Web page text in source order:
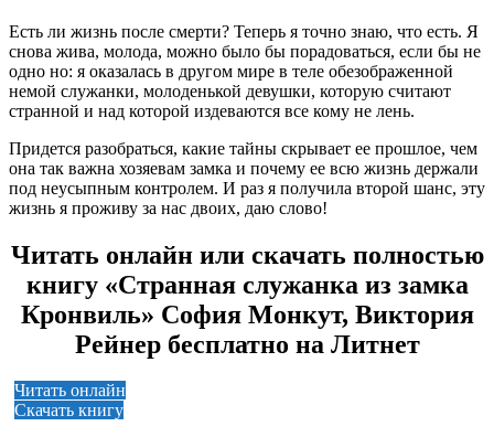
Есть ли жизнь после смерти? Теперь я точно знаю, что есть. Я
снова жива, молода, можно было бы порадоваться, если бы не
одно но: я оказалась в другом мире в теле обезображенной
немой служанки, молоденькой девушки, которую считают
странной и над которой издеваются все кому не лень.
Придется разобраться, какие тайны скрывает ее прошлое, чем
она так важна хозяевам замка и почему ее всю жизнь держали
под неусыпным контролем. И раз я получила второй шанс, эту
жизнь я проживу за нас двоих, даю слово!
Читать онлайн или скачать полностью
книгу «Странная служанка из замка
Кронвиль» София Монкут, Виктория
Рейнер бесплатно на Литнет
Читать онлайн
Скачать книгу